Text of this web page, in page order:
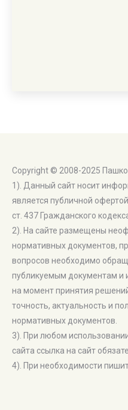
Copyright © 2008-2025
1). Данный сайт носит
является публичной
ст. 437 Гражданского
2). На сайте размещены
нормативных документов,
вопросов необходимо
публикуемым документам и
на момент принятия
точность, актуальность и
нормативных документов.
3). При любом
сайта ссылка на сайт
4). При необходимости